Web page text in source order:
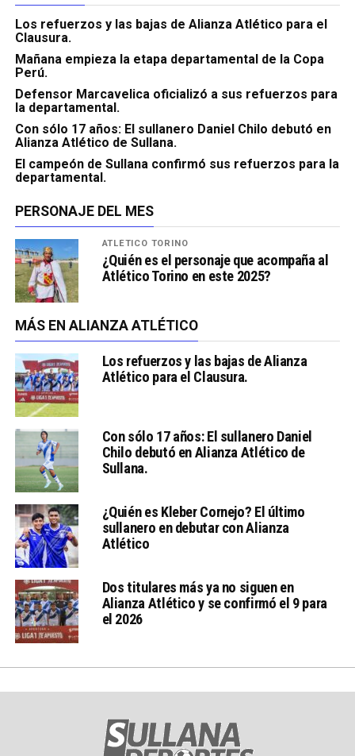
Los refuerzos y las bajas de Alianza Atlético para el
Clausura.
Mañana empieza la etapa departamental de la Copa
Perú.
Defensor Marcavelica oficializó a sus refuerzos para
la departamental.
Con sólo 17 años: El sullanero Daniel Chilo debutó en
Alianza Atlético de Sullana.
El campeón de Sullana confirmó sus refuerzos para la
departamental.
PERSONAJE DEL MES
ATLÉTICO TORINO
¿Quién es el personaje que acompaña al
Atlético Torino en este 2025?
MÁS EN ALIANZA ATLÉTICO
Los refuerzos y las bajas de Alianza
Atlético para el Clausura.
Con sólo 17 años: El sullanero Daniel
Chilo debutó en Alianza Atlético de
Sullana.
¿Quién es Kleber Cornejo? El último
sullanero en debutar con Alianza
Atlético
Dos titulares más ya no siguen en
Alianza Atlético y se confirmó el 9 para
el 2026